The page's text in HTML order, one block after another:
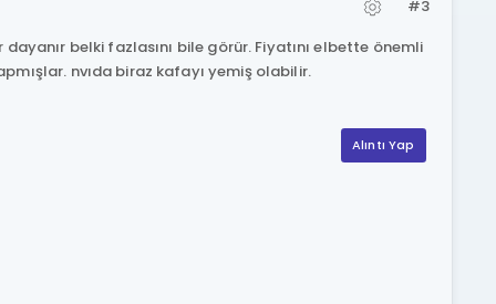
#3
belki fazlasını bile görür. Fiyatını elbette önemli
nvıda biraz kafayı yemiş olabilir.
Alıntı Yap